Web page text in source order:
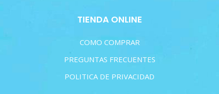
TIENDA ONLINE
COMO COMPRAR
PREGUNTAS FRECUENTES
POLITICA DE PRIVACIDAD